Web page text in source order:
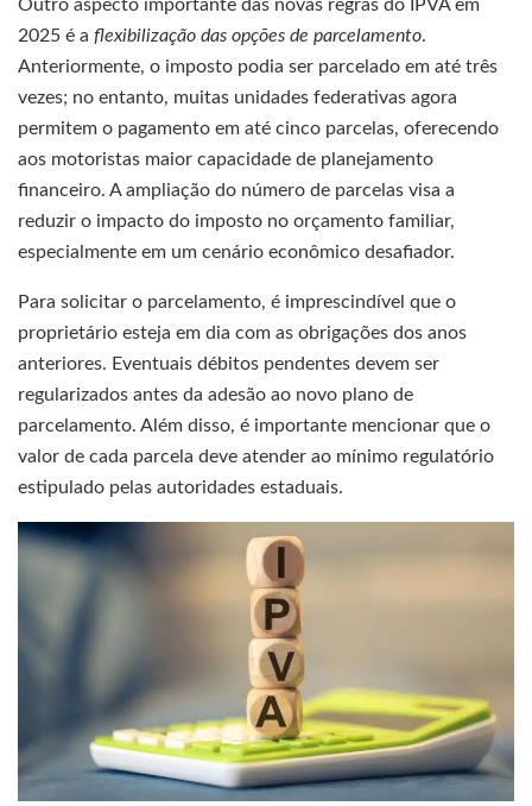
Outro aspecto importante das novas regras do IPVA em
2025 é a flexibilização das opções de parcelamento.
Anteriormente, o imposto podia ser parcelado em até três
vezes; no entanto, muitas unidades federativas agora
permitem o pagamento em até cinco parcelas, oferecendo
aos motoristas maior capacidade de planejamento
financeiro. A ampliação do número de parcelas visa a
reduzir o impacto do imposto no orçamento familiar,
especialmente em um cenário econômico desafiador.
Para solicitar o parcelamento, é imprescindível que o
proprietário esteja em dia com as obrigações dos anos
anteriores. Eventuais débitos pendentes devem ser
regularizados antes da adesão ao novo plano de
parcelamento. Além disso, é importante mencionar que o
valor de cada parcela deve atender ao mínimo regulatório
estipulado pelas autoridades estaduais.